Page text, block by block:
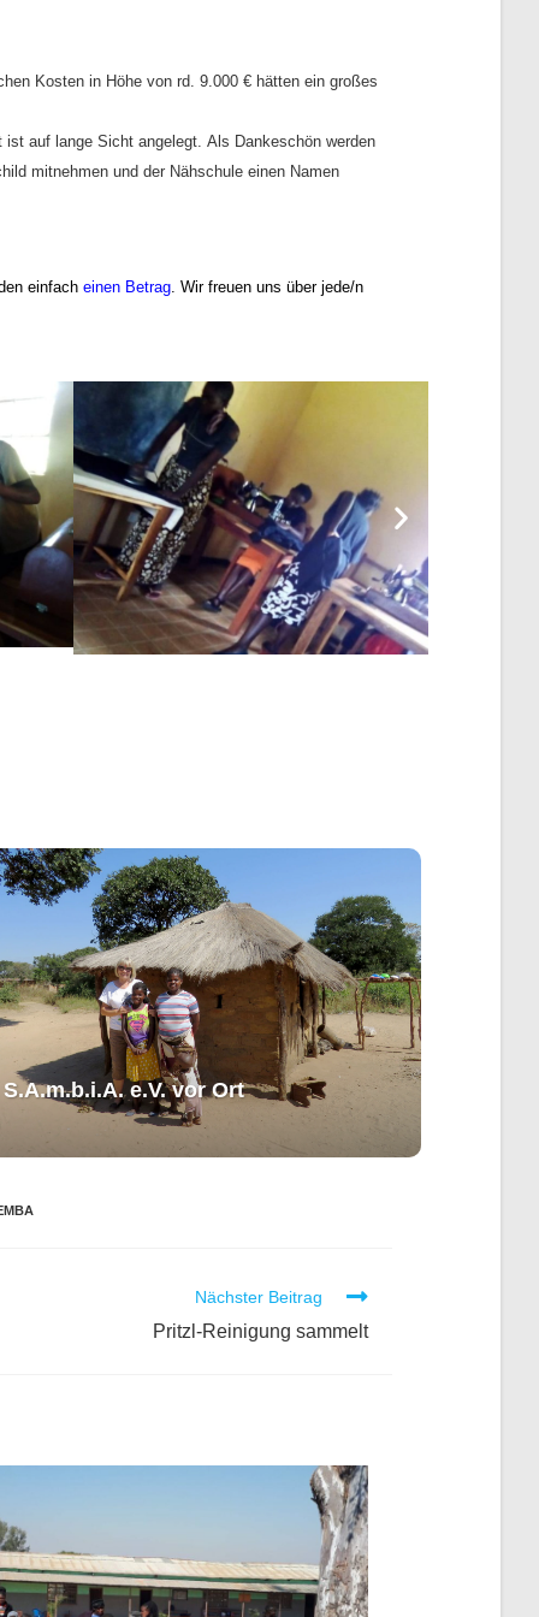
Kosten in Höhe von rd. 9.000 € hätten ein großes
ist auf lange Sicht angelegt. Als Dankeschön werden
mitnehmen und der Nähschule einen Namen
einfach einen Betrag. Wir freuen uns über jede/n
S.A.m.b.i.A. e.V. ​vor Ort​​
Nächster Beitrag
Pritzl-Reinigung sammelt